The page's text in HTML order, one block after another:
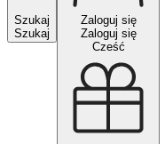
Szukaj
Szukaj
Zaloguj się
Zaloguj się
Cześć